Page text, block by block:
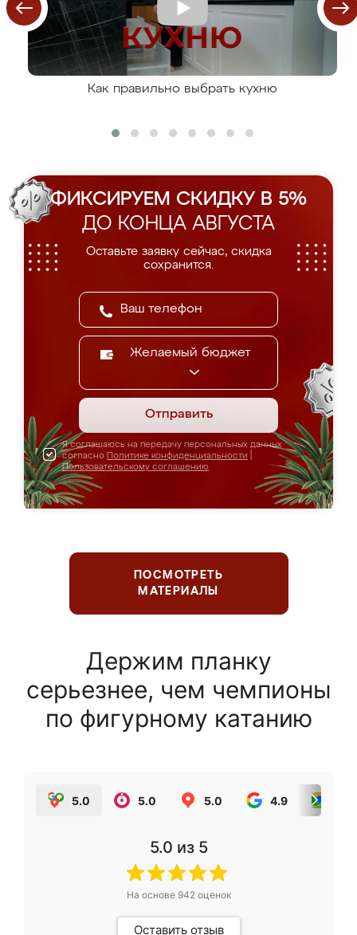
Как правильно выбрать кухню
ФИКСИРУЕМ СКИДКУ В 5%
ДО КОНЦА АВГУСТА
Оставьте заявку сейчас, скидка
сохранится.
Желаемый бюджет
Отправить
Я соглашаюсь на передачу персональных данных
согласно Политике конфиденциальности
Пользовательскому соглашению
ПОСМОТРЕТЬ
МАТЕРИАЛЫ
Держим планку
серьезнее, чем чемпионы
по фигурному катанию
5.0 5.0 5.0 4.9
5.0 из 5
На основе 942оценок
Оставить отзыв